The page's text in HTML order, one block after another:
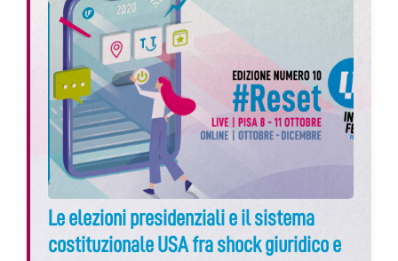
Le elezioni presidenziali e il sistema
costituzionale USA fra shock giuridico e